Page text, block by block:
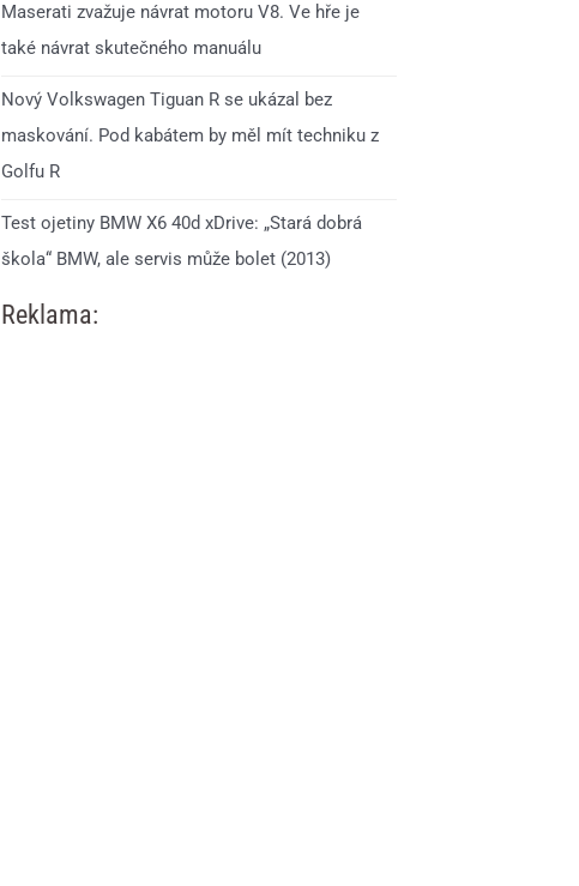
Maserati zvažuje návrat motoru V8. Ve hře je
také návrat skutečného manuálu
Nový Volkswagen Tiguan R se ukázal bez
maskování. Pod kabátem by měl mít techniku z
Golfu R
Test ojetiny BMW X6 40d xDrive: „Stará dobrá
škola“ BMW, ale servis může bolet (2013)
Reklama: